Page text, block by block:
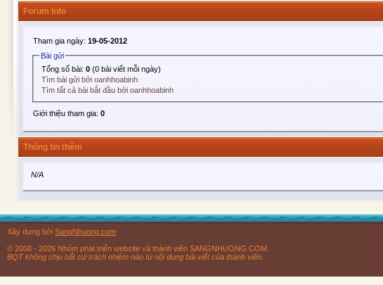
Forum Info
Tham gia ngày: 19-05-2012
Bài gửi
Tổng số bài:0 (0 bài viết mỗi ngày)
Tìm bài gửi bởi oanhhoabinh
Tìm tất cả bài bắt đầu bởi oanhhoabinh
Giới thiệu tham gia: 0
Thông tin thêm
N/A
Xây dựng bởi SangNhuong.com
© 2008 - 2026 Nhóm phát triển website và thành viên SANGNHUONG.COM.
BQT không chịu bất cứ trách nhiệm nào từ nội dung bài viết của thành viên.